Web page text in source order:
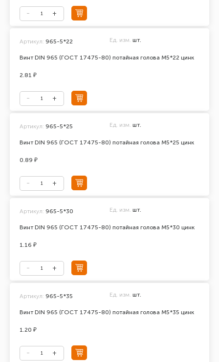
Винт DIN 965 (ГОСТ 17475-80) потайная голова М5*22 цинк
Артикул: 965-5*22 Ед. изм. шт.
2.81 ₽
Винт DIN 965 (ГОСТ 17475-80) потайная голова М5*25 цинк
Артикул: 965-5*25 Ед. изм. шт.
0.89 ₽
Винт DIN 965 (ГОСТ 17475-80) потайная голова М5*30 цинк
Артикул: 965-5*30 Ед. изм. шт.
1.16 ₽
Винт DIN 965 (ГОСТ 17475-80) потайная голова М5*35 цинк
Артикул: 965-5*35 Ед. изм. шт.
1.20 ₽